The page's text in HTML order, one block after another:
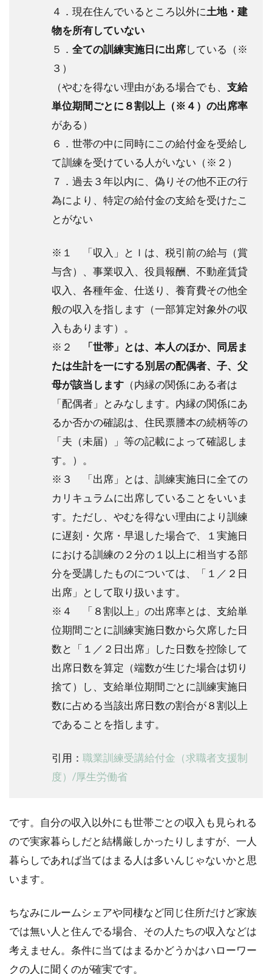
４．現在住んでいるところ以外に土地・建
物を所有していない
５． 全ての訓練実施日に出席している（※
３）
（やむを得ない理由がある場合でも、 支給
単位期間ごとに８割以上（※４）の出席率
がある）
６．世帯の中に同時にこの給付金を受給し
て訓練を受けている人がいない（※２）
７．過去３年以内に、偽りその他不正の行
為により、特定の給付金の支給を受けたこ
とがない
※１ 「収入」とｌは、税引前の給与（賞
与含）、事業収入、役員報酬、不動産賃貸
収入、各種年金、仕送り、養育費その他全
般の収入を指します（一部算定対象外の収
入もあります）。
※２
「世帯」とは、本人のほか、同居ま
たは生計を一にする別居の配偶者、子、父
母が該当します （内縁の関係にある者は
「配偶者」とみなします。内縁の関係にあ
るか否かの確認は、住民票謄本の続柄等の
「夫（未届）」等の記載によって確認しま
す。）。
※３ 「出席」とは、訓練実施日に全ての
カリキュラムに出席していることをいいま
す。ただし、やむを得ない理由により訓練
に遅刻・欠席・早退した場合で、１実施日
における訓練の２分の１以上に相当する部
分を受講したものについては、「１／２日
出席」として取り扱います。
※４ 「８割以上」の出席率とは、支給単
位期間ごとに訓練実施日数から欠席した日
数と「１／２日出席」した日数を控除して
出席日数を算定（端数が生じた場合は切り
捨て）し、支給単位期間ごとに訓練実施日
数に占める当該出席日数の割合が８割以上
であることを指します。
引用： 職業訓練受講給付金（求職者支援制
度）/厚生労働省
です。自分の収入以外にも世帯ごとの収入も見られる
ので実家暮らしだと結構厳しかったりしますが、一人
暮らしであれば当てはまる人は多いんじゃないかと思
います。
ちなみにルームシェアや同棲など同じ住所だけど家族
では無い人と住んでる場合、その人たちの収入などは
考えません。条件に当てはまるかどうかはハローワー
クの人に聞くのが確実です。